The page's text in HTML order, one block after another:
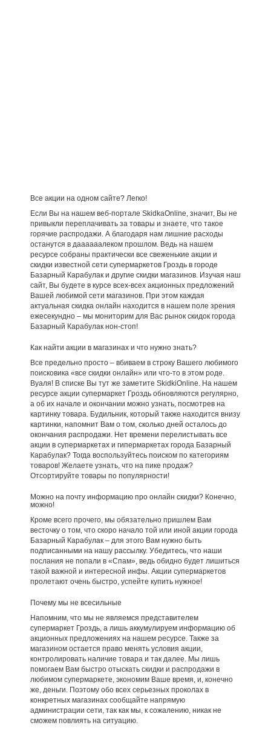
Все акции на одном сайте? Легко!
Если Вы на нашем веб-портале SkidkaOnline, значит, Вы не
привыкли переплачивать за товары и знаете, что такое
горячие распродажи. А благодаря нам лишние расходы
останутся в даааааалеком прошлом. Ведь на нашем
ресурсе собраны практически все свеженькие акции и
скидки известной сети супермаркетов Гроздь в городе
Базарный Карабулак и другие скидки магазинов. Изучая наш
сайт, Вы будете в курсе всех-всех акционных предложений
Вашей любимой сети магазинов. При этом каждая
актуальная скидка онлайн находится в нашем поле зрения
ежесекундно – мы мониторим для Вас рынок скидок города
Базарный Карабулак нон-стоп!
Как найти акции в магазинах и что нужно знать?
Все предельно просто – вбиваем в строку Вашего любимого
поисковика «все скидки онлайн» или что-то в этом роде.
Вуаля! В списке Вы тут же заметите SkidkiOnline. На нашем
ресурсе акции супермаркет Гроздь обновляются регулярно,
а об их начале и окончании можно узнать, посмотрев на
картинку товара. Будильник, который также находится внизу
картинки, напомнит Вам о том, сколько дней осталось до
окончания распродажи. Нет времени перелистывать все
акции в супермаркетах и гипермаркетах города Базарный
Карабулак? Тогда воспользуйтесь поиском по категориям
товаров! Желаете узнать, что на пике продаж?
Отсортируйте товары по популярности!
Можно на почту информацию про онлайн скидки? Конечно,
можно!
Кроме всего прочего, мы обязательно пришлем Вам
весточку о том, что скоро начало той или иной акции города
Базарный Карабулак – для этого Вам нужно быть
подписанными на нашу рассылку. Убедитесь, что наши
послания не попали в «Спам», ведь обидно будет лишиться
такой важной и интересной инфы. Акции супермаркетов
пролетают очень быстро, успейте купить нужное!
Почему мы не всесильные
Напомним, что мы не являемся представителем
супермаркет Гроздь, а лишь аккумулируем информацию об
акционных предложениях на нашем ресурсе. Также за
магазином остается право менять условия акции,
контролировать наличие товара и так далее. Мы лишь
помогаем Вам быстро отыскать скидки и распродажи в
любимом супермаркете, экономим Ваше время, и, конечно
же, деньги. Поэтому обо всех серьезных проколах в
конкретных магазинах сообщайте напрямую
администрации сети, так как мы, к сожалению, никак не
сможем повлиять на ситуацию.